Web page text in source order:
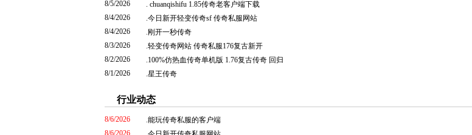
chuanqishifu 1.85传奇老客户端下载
8/5/2026
今日新开轻变传奇sf 传奇私服网站
8/4/2026
刚开一秒传奇
8/4/2026
轻变传奇网站 传奇私服176复古新开
8/3/2026
100%仿热血传奇单机版 1.76复古传奇 回归
8/2/2026
星王传奇
8/1/2026
行业动态
能玩传奇私服的客户端
8/6/2026
8/6/2026